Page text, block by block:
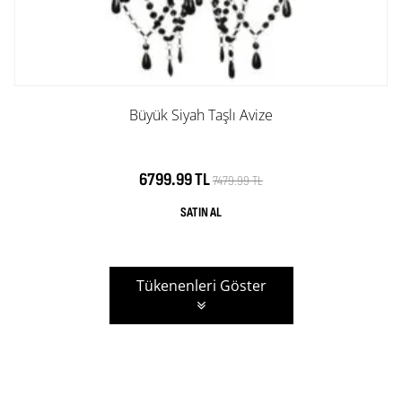
Büyük Siyah Taşlı Avize
6799.99 TL7479.99 TL
Tükenenleri Göster